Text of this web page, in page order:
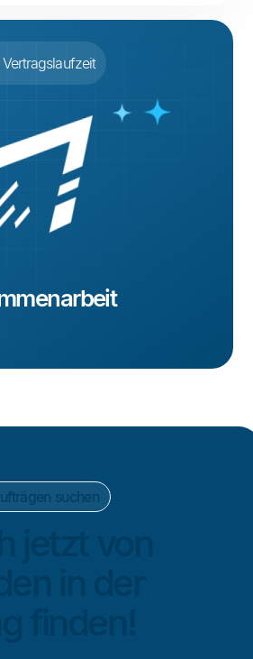
Vertragslaufzeit
suchen
jetzt von
in der
finden!